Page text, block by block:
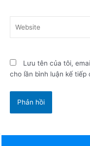
Lưu tên của tôi,
cho lần bình luận kế tiếp